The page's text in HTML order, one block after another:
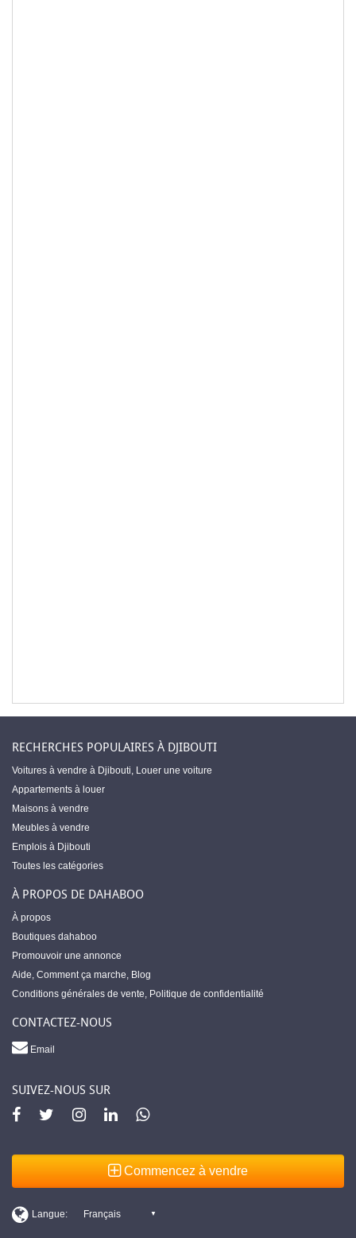
RECHERCHES POPULAIRES À DJIBOUTI
Voitures à vendre à Djibouti, Louer une voiture
Appartements à louer
Maisons à vendre
Meubles à vendre
Emplois à Djibouti
Toutes les catégories
À PROPOS DE DAHABOO
À propos
Boutiques dahaboo
Promouvoir une annonce
Aide, Comment ça marche, Blog
Conditions générales de vente, Politique de confidentialité
CONTACTEZ-NOUS
Email
SUIVEZ-NOUS SUR
Commencez à vendre